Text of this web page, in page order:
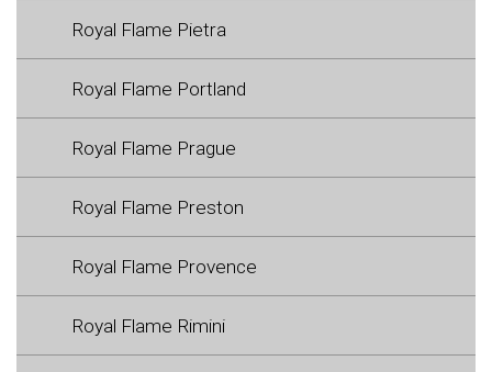
Royal Flame Pietra
Royal Flame Portland
Royal Flame Prague
Royal Flame Preston
Royal Flame Provence
Royal Flame Rimini